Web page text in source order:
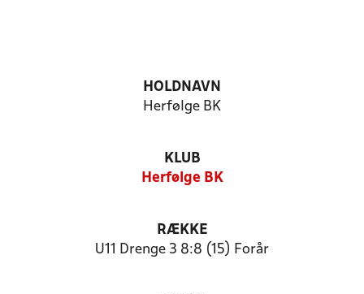
HOLDNAVN
Herfølge BK
KLUB
Herfølge BK
RÆKKE
U11 Drenge 3 8:8 (15) Forår